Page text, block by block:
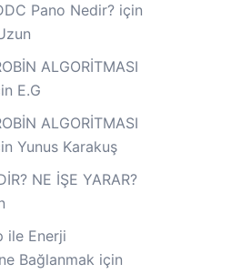
Pano Nedir?için
ALGORİTMASI
E.G
ALGORİTMASI
Yunus Karakuş
NE İŞE YARAR?
ile Enerji
Bağlanmak için